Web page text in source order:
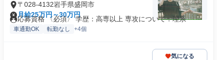
〒028-4132岩手県盛岡市
月給25万円～30万円
応募資格 〈必須〉 学歴：高専以上 専攻について：理系
車通勤OK 転勤なし +4個
気になる